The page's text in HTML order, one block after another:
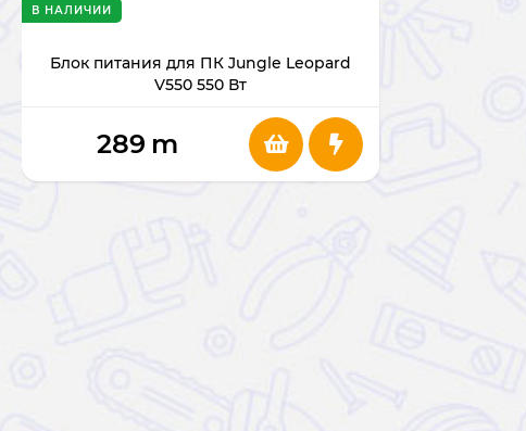
Блок питания для ПК Jungle Leopard
V550 550 Вт
В НАЛИЧИИ
289 m